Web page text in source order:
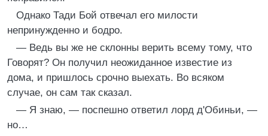
Однако Тади Бой отвечал его милости
непринужденно и бодро.
— Ведь вы же не склонны верить всему тому, что
Говорят? Он получил неожиданное известие из
дома, и пришлось срочно выехать. Во всяком
случае, он сам так сказал.
— Я знаю, — поспешно ответил лорд д'Обиньи, —
но…